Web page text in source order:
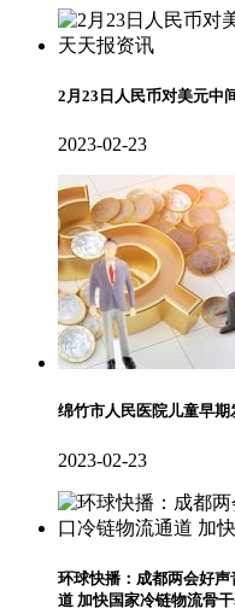
2月23日人民币对美元中
2023-02-23
绵竹市人民医院儿童早
2023-02-23
环球快播：成都两会好
道 加快国家冷链物流骨